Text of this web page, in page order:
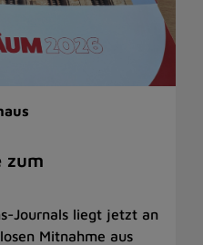
zum
Journals liegt jetzt an
Mitnahme aus